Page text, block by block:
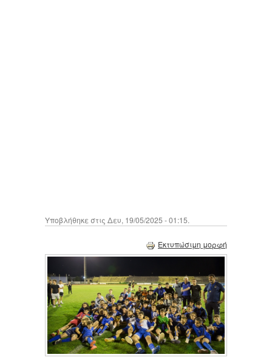
Υποβλήθηκε στις Δευ, 19/05/2025 - 01:15.
Εκτυπώσιμη μορφή